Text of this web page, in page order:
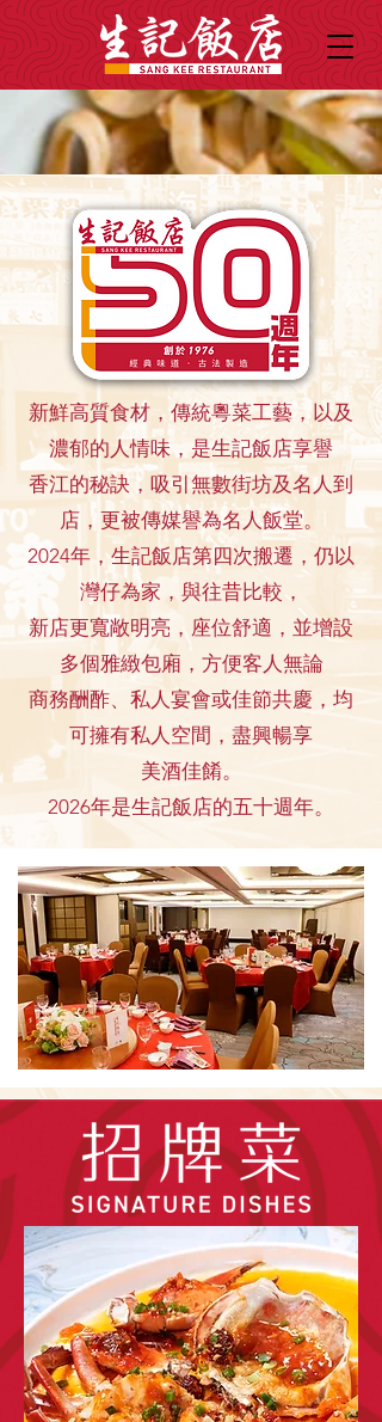
新鮮高質食材，傳統粵菜工藝，以及
濃郁的人情味，是生記飯店享譽
香江的秘訣，吸引無數街坊及名人到
店，更被傳媒譽為名人飯堂。
2024年，生記飯店第四次搬遷，仍以
灣仔為家，與往昔比較，
新店更寬敞明亮，座位舒適，並增設
多個雅緻包廂，方便客人無論
商務酬酢、私人宴會或佳節共慶，均
可擁有私人空間，盡興暢享
美酒佳餚。
2026年是生記飯店的五十週年。